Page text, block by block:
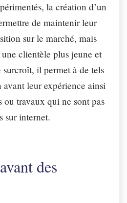
la création d’un
de maintenir leur
sur le marché, mais
clientèle plus jeune et
il permet à de tels
leur expérience ainsi
ou travaux qui ne sont pas
sur internet.
des